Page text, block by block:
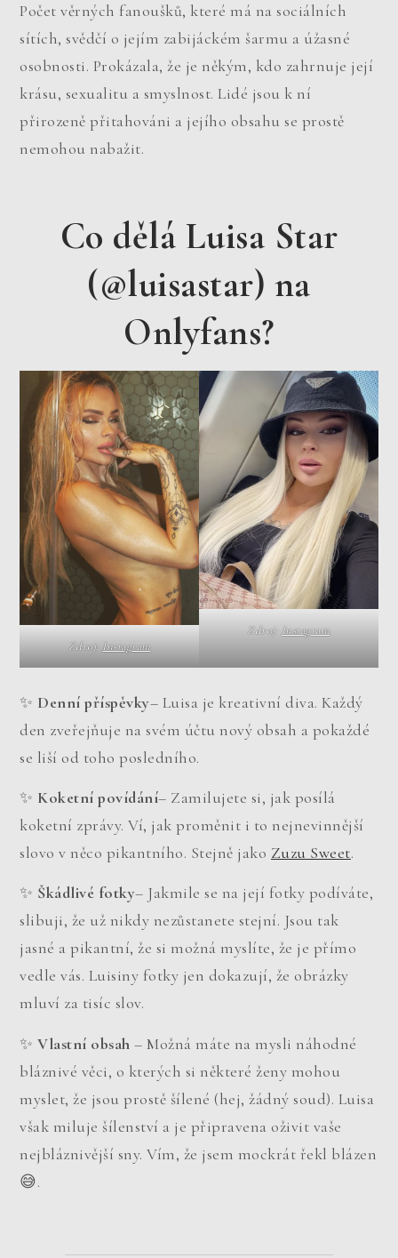
Počet věrných fanoušků, které má na sociálních
sítích, svědčí o jejím zabijáckém šarmu a úžasné
osobnosti. Prokázala, že je někým, kdo zahrnuje její
krásu, sexualitu a smyslnost. Lidé jsou k ní
přirozeně přitahováni a jejího obsahu se prostě
nemohou nabažit.
Co dělá Luisa Star
(@luisastar) na
Onlyfans?
Zdroj:Instagram
Zdroj: Instagram
✨ Denní příspěvky– Luisa je kreativní diva. Každý
den zveřejňuje na svém účtu nový obsah a pokaždé
se liší od toho posledního.
✨ Koketní povídání– Zamilujete si, jak posílá
koketní zprávy. Ví, jak proměnit i to nejnevinnější
slovo v něco pikantního. Stejně jako Zuzu Sweet.
✨ Škádlivé fotky– Jakmile se na její fotky podíváte,
slibuji, že už nikdy nezůstanete stejní. Jsou tak
jasné a pikantní, že si možná myslíte, že je přímo
vedle vás. Luisiny fotky jen dokazují, že obrázky
mluví za tisíc slov.
✨Vlastní obsah – Možná máte na mysli náhodné
bláznivé věci, o kterých si některé ženy mohou
myslet, že jsou prostě šílené (hej, žádný soud). Luisa
však miluje šílenství a je připravena oživit vaše
nejbláznivější sny. Vím, že jsem mockrát řekl blázen
😅.